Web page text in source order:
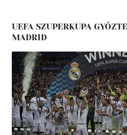
UEFA SZUPERKUPA
MADRID